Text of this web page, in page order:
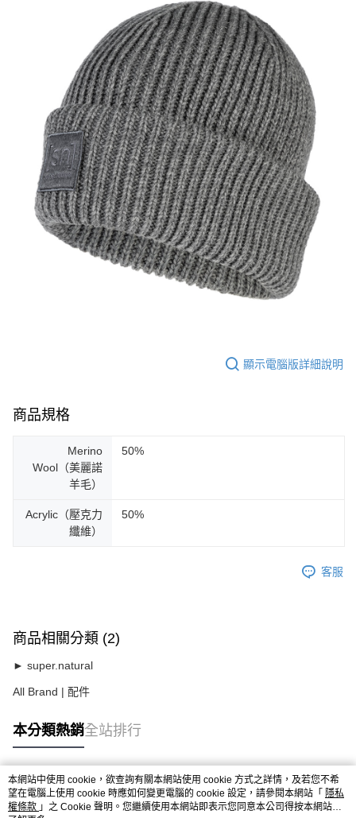
顯示電腦版詳細說明
商品規格
Merino
Wool（美麗諾
羊毛）
50%
Acrylic（壓克力
纖維）
50%
客服
商品相關分類 (2)
► super.natural
All Brand | 配件
本分類熱銷全站排行
熱門標籤
本網站中使用 cookie，欲查詢有關本網站使用 cookie 方式之詳情，及若您不希
望在電腦上使用 cookie 時應如何變更電腦的 cookie 設定，請參閱本網站「 隱私
權條款 」之 Cookie 聲明。您繼續使用本網站即表示您同意本公司得按本網站使